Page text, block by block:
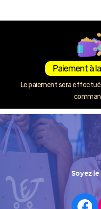
Paiement à
Le paiement sera
Soyez